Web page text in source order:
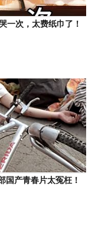
一次，太费纸巾了！
国产青春片太冤枉！